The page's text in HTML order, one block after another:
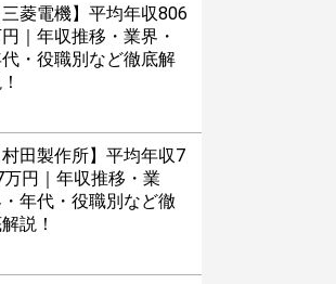
三菱電機】平均年収806
｜年収推移・業界・
・役職別など徹底解
村田製作所】平均年収7
万円｜年収推移・業
年代・役職別など徹
説！